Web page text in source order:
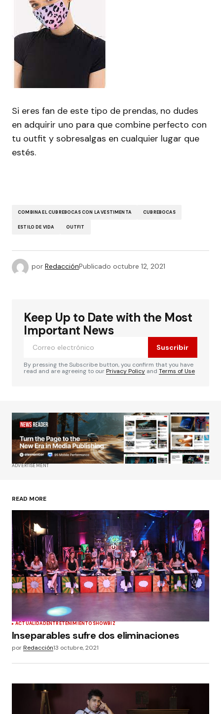
Si eres fan de este tipo de prendas, no dudes
en adquirir uno para que combine perfecto con
tu outfit y sobresalgas en cualquier lugar que
estés.
COMBINA EL CUBREBOCAS CON LA VESTIMENTA CUBREBOCAS
ESTILO DE VIDA OUTFIT
por RedacciónPublicado octubre 12, 2021
Keep Up to Date with the Most
Important News
Suscribir
By pressing the Subscribe button, you confirm that you have
read and are agreeing to ourPrivacy Policy and Terms of Use
ADVERTISEMENT
READ MORE
ACTUALIDADENTRETENIMIENTOSHOWBIZ
Inseparables sufre dos eliminaciones
porRedacción13 octubre, 2021